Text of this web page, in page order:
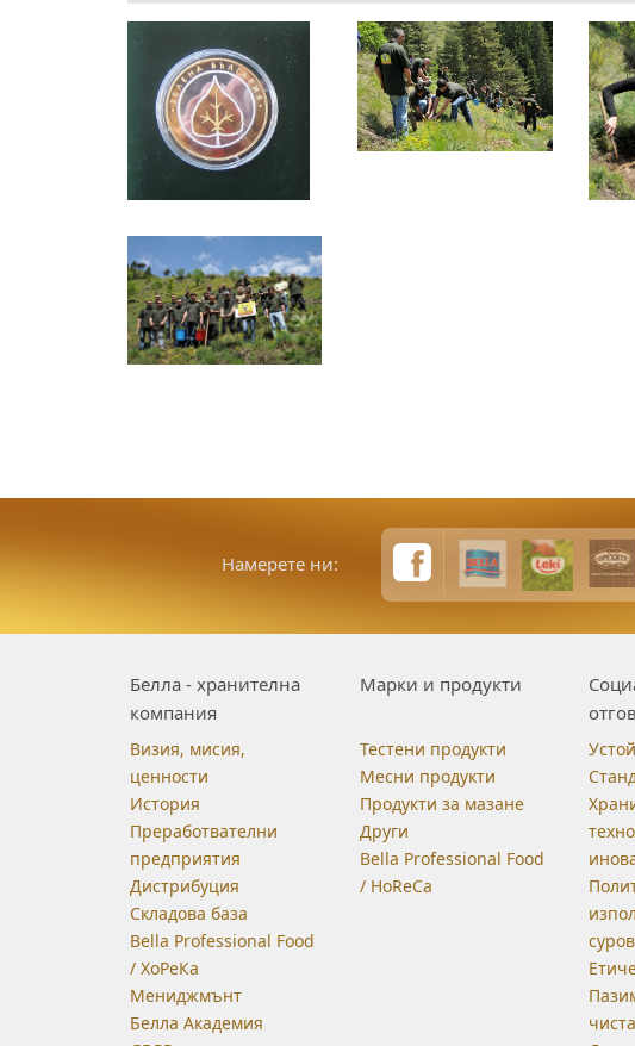
Намерете ни:
Белла - хранителна
компания
Визия, мисия,
ценности
История
Преработвателни
предприятия
Дистрибуция
Складова база
Bella Professional Food
/ ХоРеКа
Мениджмънт
Белла Академия
Марки и продукти
Тестени продукти
Месни продукти
Продукти за мазане
Други
Bella Professional Food
/ HoReCa
чиста